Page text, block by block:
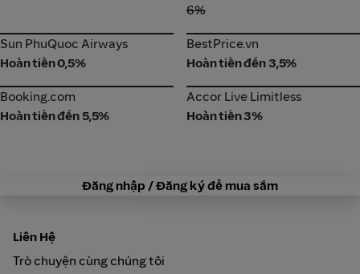
6%
Sun PhuQuoc Airways
Sun PhuQuoc Airways
Hoàn tiền 0,5%
BestPrice.vn
BestPrice.vn
Hoàn tiền đến 3,5%
Booking.com
Booking.com
Hoàn tiền đến 5,5%
Accor Live Limitless
Accor Live Limitless
Hoàn tiền 3%
Đăng nhập / Đăng ký để mua sắm
Liên Hệ
Trò chuyện cùng chúng tôi